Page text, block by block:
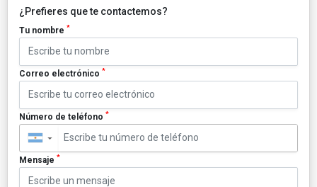
¿Prefieres que te contactemos?
Tu nombre *
Correo electrónico *
Número de teléfono *
▼
Mensaje *